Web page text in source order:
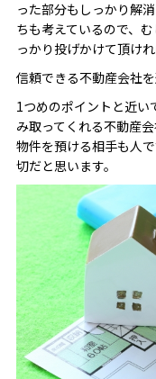
った部分もしっかり解
ちも考えているので、
っかり投げかけて頂け
信頼できる不動産会社を
1つめのポイントと近
み取ってくれる不動産
物件を預ける相手も人
切だと思います。